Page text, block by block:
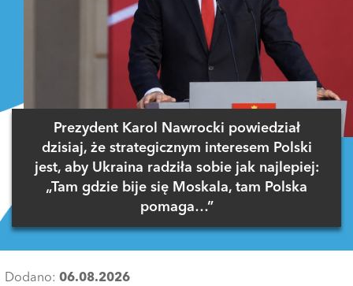
Prezydent Karol Nawrocki powiedział
dzisiaj, że strategicznym interesem Polski
jest, aby Ukraina radziła sobie jak najlepiej:
„Tam gdzie bije się Moskala, tam Polska
pomaga…”
Dodano: 06.08.2026